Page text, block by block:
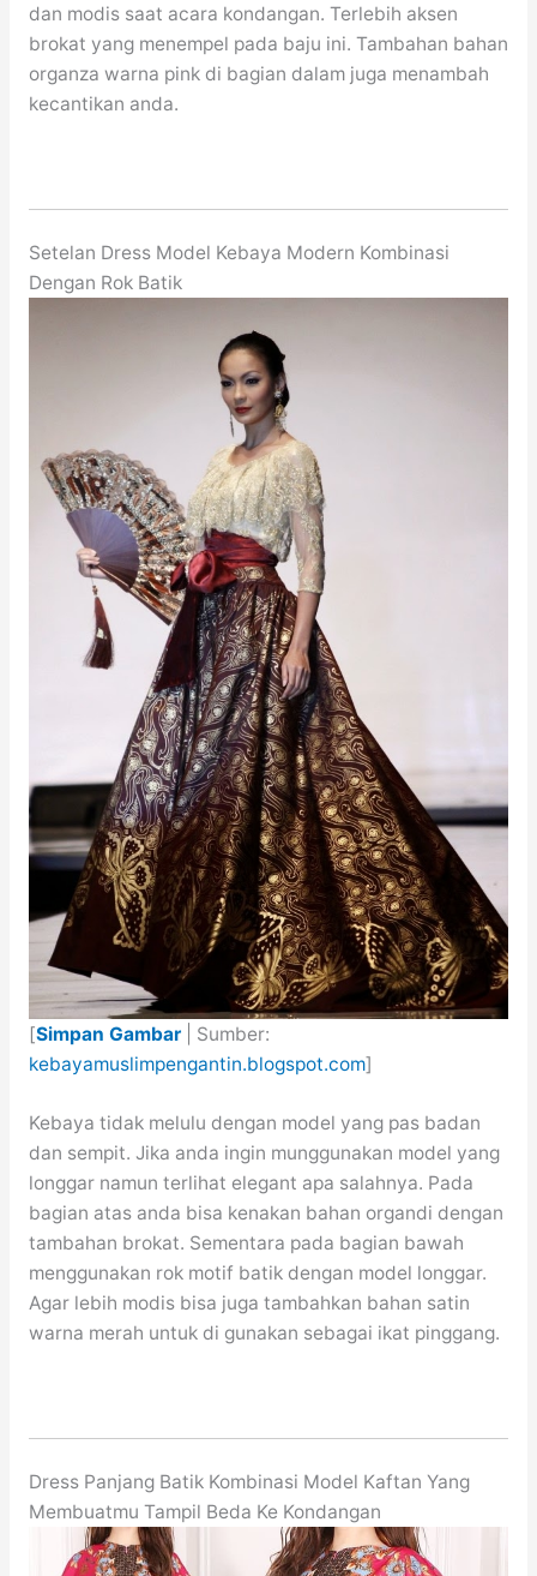
dan modis saat acara kondangan. Terlebih aksen
brokat yang menempel pada baju ini. Tambahan bahan
organza warna pink di bagian dalam juga menambah
kecantikan anda.
Setelan Dress Model Kebaya Modern Kombinasi
Dengan Rok Batik
[Simpan Gambar| Sumber:
kebayamuslimpengantin.blogspot.com]
Kebaya tidak melulu dengan model yang pas badan
dan sempit. Jika anda ingin munggunakan model yang
longgar namun terlihat elegant apa salahnya. Pada
bagian atas anda bisa kenakan bahan organdi dengan
tambahan brokat. Sementara pada bagian bawah
menggunakan rok motif batik dengan model longgar.
Agar lebih modis bisa juga tambahkan bahan satin
warna merah untuk di gunakan sebagai ikat pinggang.
Dress Panjang Batik Kombinasi Model Kaftan Yang
Membuatmu Tampil Beda Ke Kondangan